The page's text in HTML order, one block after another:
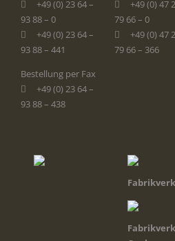
+49 (0) 23 64 –
93 88 – 0
+49 (0) 23 64 –
93 88 – 441
Bestellung per Fax
+49 (0) 23 64 –
93 88 – 438
+49 (0) 47
79 66 – 0
+49 (0) 47
79 66 – 366